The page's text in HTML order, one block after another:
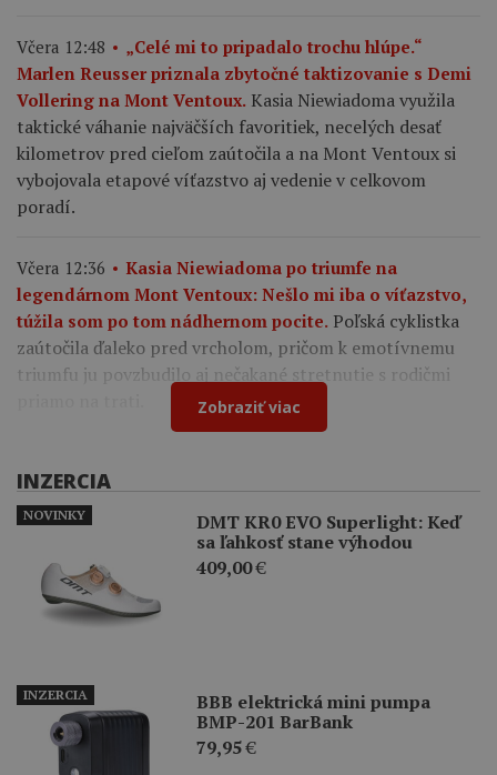
Včera 12:48
„Celé mi to pripadalo trochu hlúpe.“
Marlen Reusser priznala zbytočné taktizovanie s Demi
Vollering na Mont Ventoux. Kasia Niewiadoma využila
taktické váhanie najväčších favoritiek, necelých desať
kilometrov pred cieľom zaútočila a na Mont Ventoux si
vybojovala etapové víťazstvo aj vedenie v celkovom
poradí.
Včera 12:36
Kasia Niewiadoma po triumfe na
legendárnom Mont Ventoux: Nešlo mi iba o víťazstvo,
túžila som po tom nádhernom pocite. Poľská cyklistka
zaútočila ďaleko pred vrcholom, pričom k emotívnemu
triumfu ju povzbudilo aj nečakané stretnutie s rodičmi
Zobraziť viac
INZERCIA
DMT KR0 EVO Superlight: Keď
sa ľahkosť stane výhodou
409,00€
NOVINKY
BBB elektrická mini pumpa
BMP-201 BarBank
79,95€
INZERCIA